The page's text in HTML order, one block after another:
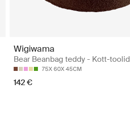
Wigiwama
Bear Beanbag teddy - Kott-toolid
75X 60X 45CM
142 €